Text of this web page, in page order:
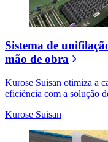
Sistema de
mão de obra
Kurose Suisan otimiza a
eficiência com a solução
Kurose Suisan